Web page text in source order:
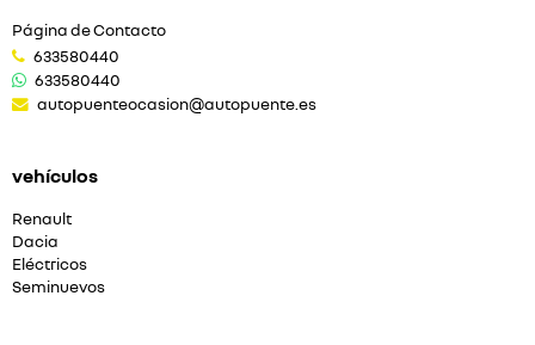
Página de Contacto
633580440
633580440
autopuenteocasion@autopuente.es
vehículos
Renault
Dacia
Eléctricos
Seminuevos